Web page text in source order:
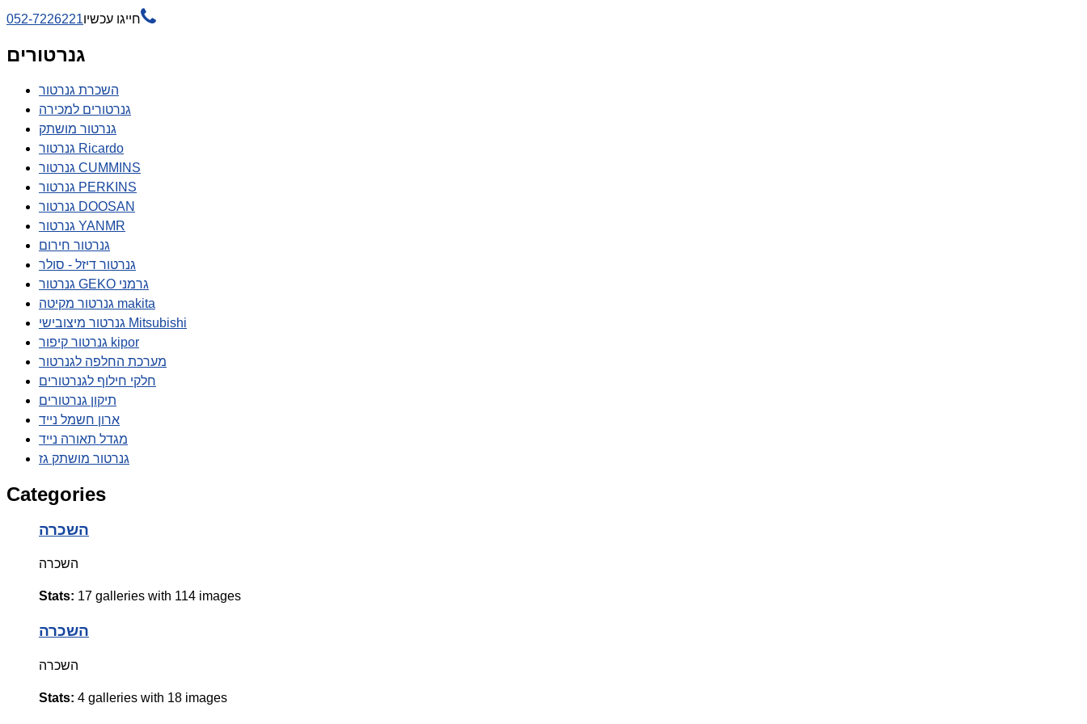
חייגו עכשיו052-7226221 
גנרטורים
השכרת גנרטור
גנרטורים למכירה
גנרטור מושתק
גנרטור Ricardo
גנרטור CUMMINS
גנרטור PERKINS
גנרטור DOOSAN
גנרטור YANMR
גנרטור חירום
גנרטור דיזל - סולר
גנרטור GEKO גרמני
גנרטור מקיטה makita
גנרטור מיצובישי Mitsubishi
גנרטור קיפור kipor
מערכת החלפה לגנרטור
חלקי חילוף לגנרטורים
תיקון גנרטורים
ארון חשמל נייד
מגדל תאורה נייד
גנרטור מושתק גז
Categories
השכרה
השכרה
Stats: 17 galleries with 114 images
השכרה
השכרה
Stats: 4 galleries with 18 images